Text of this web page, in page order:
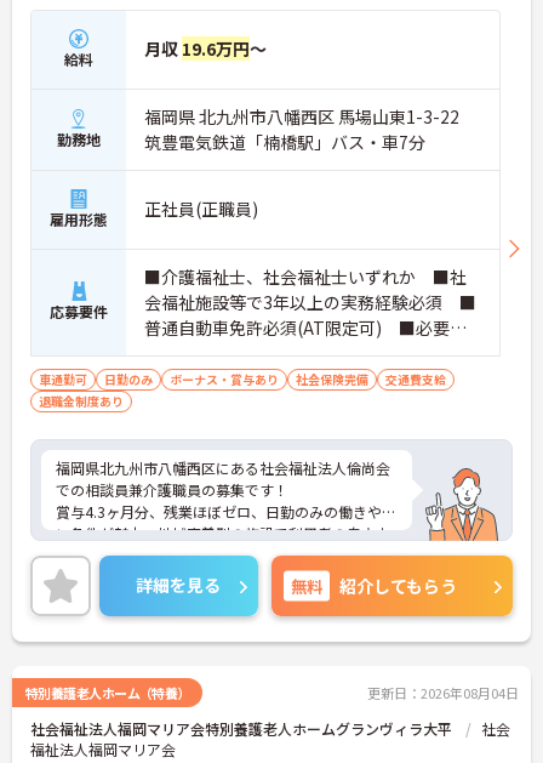
給料 月収 19.6万円～
勤務地
福岡県 北九州市八幡西区 馬場山東1-3-22
筑豊電気鉄道「楠橋駅」バス・車7分
雇用形態 正社員(正職員)
応募要件
■介護福祉士、社会福祉士いずれか ■社
会福祉施設等で3年以上の実務経験必須 ■
普通自動車免許必須(AT限定可) ■必要なP
Cスキル：文字入力程度
車通勤可 日勤のみ ボーナス・賞与あり 社会保険完備
交通費支給
退職金制度あり
福岡県北九州市八幡西区にある社会福祉法人倫尚会
での相談員兼介護職員の募集です！
賞与4.3ヶ月分、残業ほぼゼロ、日勤のみの働きやす
い条件が魅力。地域密着型の施設で利用者の自立支
援に貢献できます。福利厚生も充実しており正職員
として長く働きたい方にもおすすめです。ご興味が
ある方は、ご面接のポイントをお伝えしますので、
お気軽にお問い合わせください。
詳細を見る 無料 紹介してもらう
特別養護老人ホーム（特養） 更新日：2026年08月04日
社会福祉法人福岡マリア会特別養護老人ホームグランヴィラ大平
社会
福祉法人福岡マリア会